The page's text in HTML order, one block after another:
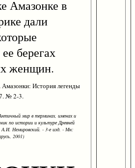
Амазонке в
дали
берегах
женщин.
История легенды
№ 2-3.
мир в терминах, именах и
по истории и культуре Древней
Немировский. - 3-е изд. - Мн:
2001)